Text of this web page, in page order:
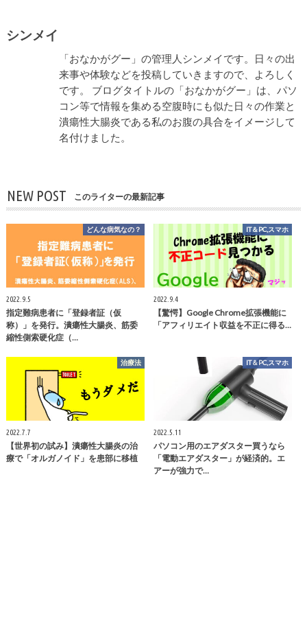
シンメイ
「おなかがグー」の管理人シンメイです。日々の出
来事や体験などを投稿していきますので、よろしく
です。 ブログタイトルの「おなかがグー」は、パソ
コン等で情報を集める空腹時にも似た日々の作業と
潰瘍性大腸炎である私のお腹の具合をイメージして
名付けました。
NEW POST このライターの最新記事
どんな病気なの？
2022.9.5
指定難病患者に「登録者証（仮
称）」を発行。潰瘍性大腸炎、筋委
縮性側索硬化症（…
IT＆PC,スマホ
2022.9.4
【驚愕】Google Chrome拡張機能に
「アフィリエイト収益を不正に得る…
治療法
2022.7.7
【世界初の試み】潰瘍性大腸炎の治
療で「オルガノイド」を患部に移植
IT＆PC,スマホ
2022.5.11
パソコン用のエアダスター買うなら
「電動エアダスター」が経済的。エ
アーが強力で…